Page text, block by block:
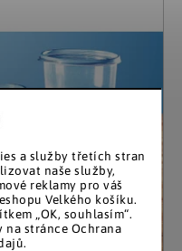
a služby třetích stran
naše služby,
reklamy pro váš
Velkého košíku.
„OK, souhlasím“.
stránce Ochrana